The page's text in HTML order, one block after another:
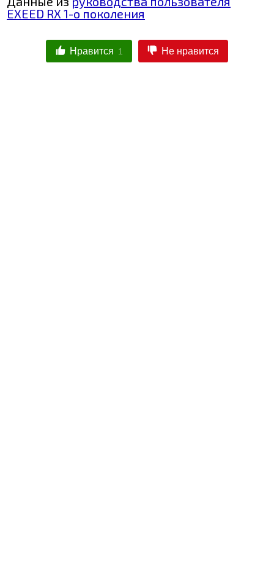
EXEED RX 1-о поколения
Нравится 1 Не нравится